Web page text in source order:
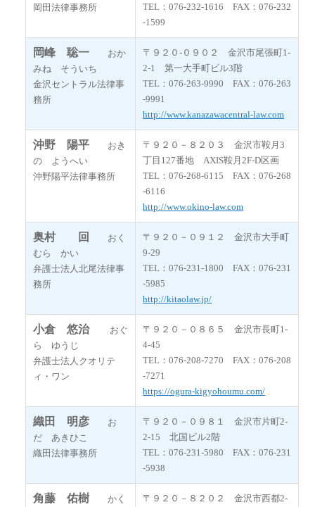
岡田法律事務所
TEL：076-232-1616 FAX：076-232
-1599
岡峰 聡一 おか
みね そういち
金沢セントラル法律事
務所
〒９２０-０９０２ 金沢市尾張町1-
2-1 第一大手町ビル3階
TEL：076-263-9990 FAX：076-263
-9991
http://www.kanazawacentral-law.com
沖野 陽平 おき
の ようへい
沖野陽平法律事務所
〒９２０－８２０３ 金沢市鞍月3
丁目127番地 AXIS鞍月2F-D区画
TEL：076-268-6115 FAX：076-268
-6116
http://www.okino-law.com
奥村 回
おく
むら かい
弁護士法人北尾法律事
務所
〒９２０－０９１２ 金沢市大手町
9-29
TEL：076-231-1800 FAX：076-231
-5985
http://kitaolaw.jp/
小倉 悠治おぐ
ら ゆうじ
弁護士法人クオリテ
ィ・ワン
〒９２０－０８６５ 金沢市長町1-
4-45
TEL：076-208-7270 FAX：076-208
-7271
https://ogura-kigyohoumu.com/
織田 明彦 お
だ あきひこ
織田法律事務所
〒９２０－０９８１ 金沢市片町2-
2-15 北国ビル2階
TEL：076-231-5980 FAX：076-231
-5938
角藤 佑樹 かく
〒９２０－８２０２ 金沢市西都2-